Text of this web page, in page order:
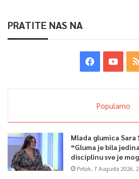
PRATITE NAS NA
Popularno
Mlada glumica Sara
“Gluma je bila
disciplinu sve je
Petak, 7 Augusta 2026,